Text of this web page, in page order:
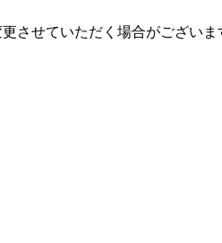
させていただく場合がございま